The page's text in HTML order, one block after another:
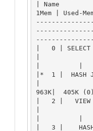
| Name
1Mem | Used-
|   0 | SELECT
|*  1 |  HASH
|
963K|  405K
|   2 |   VIEW
|
|   3 |    HASH